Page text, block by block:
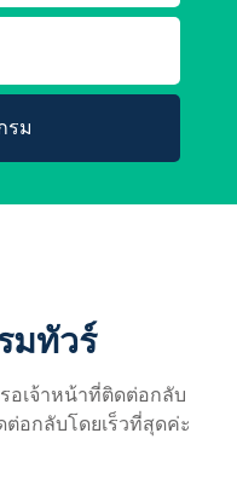
รม
มทัวร์
อเจ้าหน้าที่ติดต่อกลับ
อกลับโดยเร็วที่สุดค่ะ